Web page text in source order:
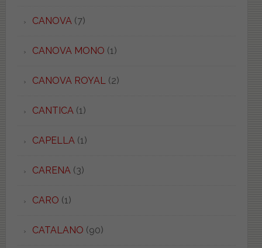
CANOVA(7)
CANOVA MONO (1)
CANOVA ROYAL(2)
CANTICA(1)
CAPELLA(1)
CARENA(3)
CARO (1)
CATALANO (90)